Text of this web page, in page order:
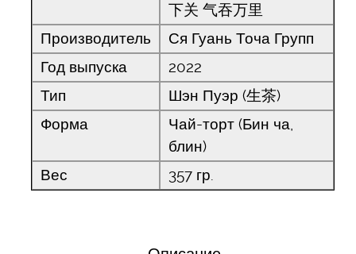
下关 气吞万里
Производитель
Ся Гуань Точа Групп
Год выпуска
2022
Тип
Шэн Пуэр (生茶)
Форма
Чай-торт (Бин ча,
блин)
Вес
357 гр.